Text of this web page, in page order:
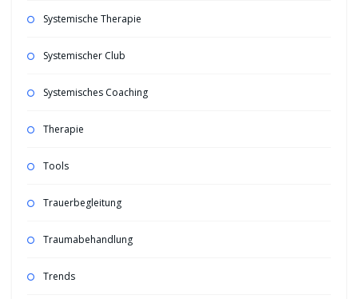
Systemische Therapie
Systemischer Club
Systemisches Coaching
Therapie
Tools
Trauerbegleitung
Traumabehandlung
Trends